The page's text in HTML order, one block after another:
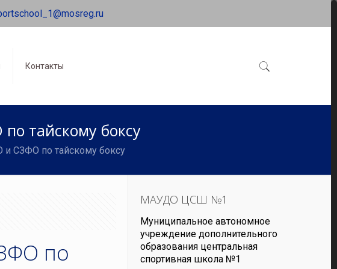
Контакты
тайскому боксу
СЗФО по тайскому боксу
по
МАУДО ЦСШ №1
Муниципальное автономное
учреждение дополнительного
образования центральная
спортивная школа №1